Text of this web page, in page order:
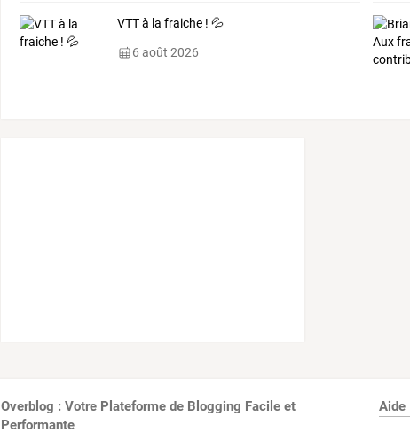
VTT à la fraiche ! 💦
6 août 2026
Overblog : Votre Plateforme de Blogging Facile et
Performante
Aide